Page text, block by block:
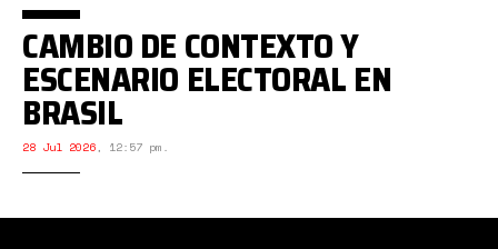
CAMBIO DE CONTEXTO Y
ESCENARIO ELECTORAL EN
BRASIL
28 Jul 2026, 12:57 pm.